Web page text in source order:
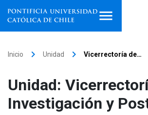
Facultades, escuelas e
institutos
Inicio keyboard_arrow_right Unidad keyboard_arrow_right Vicerrectoría de…
Unidad:
Investigación y